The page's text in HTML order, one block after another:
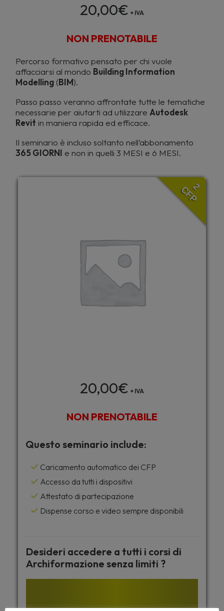
20,00€ + IVA
NON PRENOTABILE
Percorso formativo pensato per chi vuole
affacciarsi al mondo Building Information
Modelling (BIM).
Passo passo veranno affrontate tutte le tematiche
necessarie per aiutarti ad utilizzare Autodesk
Revit in maniera rapida ed efficace.
Il seminario è incluso soltanto nell’abbonamento
365 GIORNI e non in quelli 3 MESI e 6 MESI.
2
CFP
20,00€ + IVA
NON PRENOTABILE
Questo seminario include:
Caricamento automatico dei CFP
Accesso da tutti i dispositivi
Attestato di partecipazione
Dispense corso e video sempre disponibili
Desideri accedere a tutti i corsi di
Archiformazione senza limiti ?